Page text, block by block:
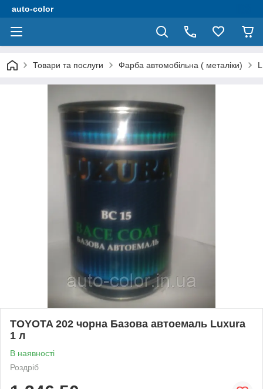
auto-color
Товари та послуги Фарба автомобільна ( металіки)
TOYOTA 202 чорна Базова автоемаль Luxura
1 л
В наявності
Роздріб